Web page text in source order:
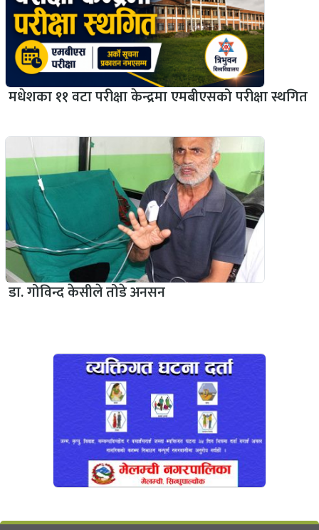
मधेशका ११ वटा परीक्षा केन्द्रमा एमबीएसको परीक्षा स्थगित
डा. गोविन्द केसीले तोडे अनसन